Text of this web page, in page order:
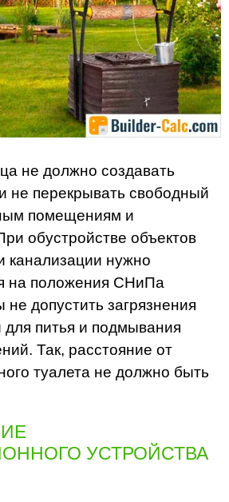
не должно создавать
не перекрывать свободный
помещениям и
обустройстве объектов
канализации нужно
на положения СНиПа
допустить загрязнения
для питья и подмывания
Так, расстояние от
туалета не должно быть
УСТРОЙСТВА